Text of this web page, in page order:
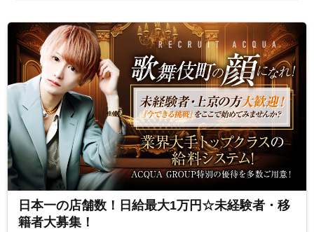
日本一の店舗数！日給最大1万円☆未経験者・移
籍者大募集！